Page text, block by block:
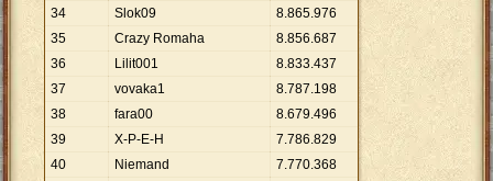
34
Slok09 8.865.976
35
Crazy Romaha 8.856.687
36
Lilit001 8.833.437
37
vovaka1 8.787.198
38
fara00 8.679.496
39
X-P-E-H 7.786.829
40
Niemand 7.770.368